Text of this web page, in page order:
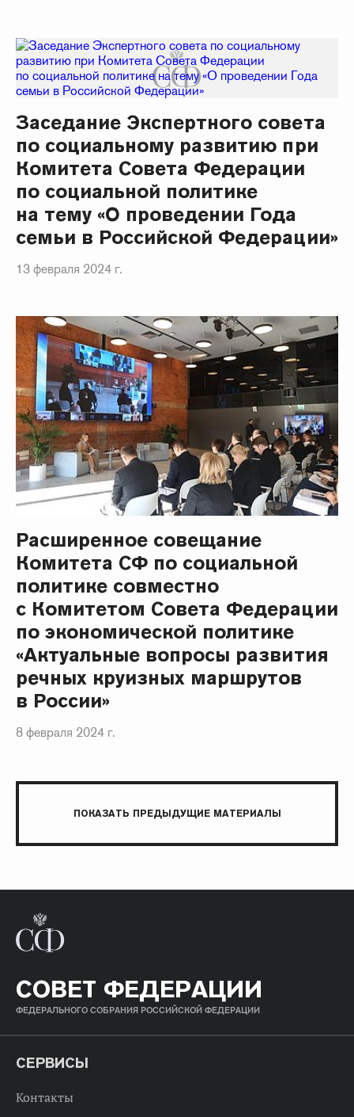
Заседание Экспертного совета
по социальному развитию при
Комитета Совета Федерации
по социальной политике
на тему «О проведении Года
семьи в Российской Федерации»
13 февраля 2024 г.
Расширенное совещание
Комитета СФ по социальной
политике совместно
с Комитетом Совета Федерации
по экономической политике
«Актуальные вопросы развития
речных круизных маршрутов
в России»
8 февраля 2024 г.
ПОКАЗАТЬ ПРЕДЫДУЩИЕ МАТЕРИАЛЫ
СОВЕТ ФЕДЕРАЦИИ
ФЕДЕРАЛЬНОГО СОБРАНИЯ РОССИЙСКОЙ ФЕДЕРАЦИИ
СЕРВИСЫ
Контакты